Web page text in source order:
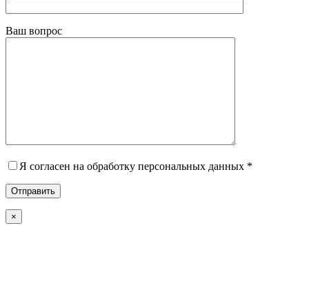
Ваш вопрос
Я согласен на обработку персональных данных *
×